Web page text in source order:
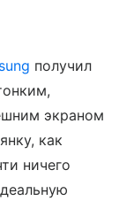
получил
экраном
как
ничего